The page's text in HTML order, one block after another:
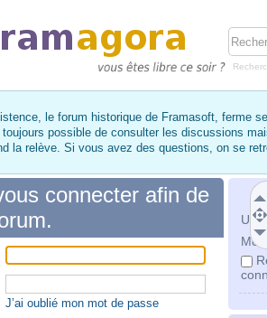
le forum historique de Framasoft, ferme
possible de consulter les discussions
la relève. Si vous avez des questions, on se
Mot
connecter afin de
J’ai oublié mon mot de passe